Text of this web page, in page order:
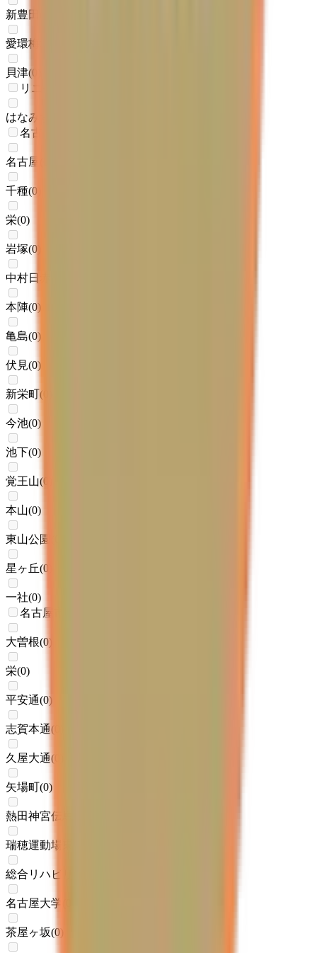
新豊田
愛環梅坪
貝津(0
リニモ
はなみずき通
名古屋市営地下鉄東山線
名古屋
千種(0
栄(0)
岩塚(0
中村日赤
本陣(0)
亀島(0)
伏見(0)
新栄町(
今池(0)
池下(0)
覚王山(0
本山(0)
東山公園
星ヶ丘(0
一社(0)
名古屋市営地下鉄名城線
大曽根(0)
栄(0)
平安通(0)
志賀本通(
久屋大通(
矢場町(0)
熱田神宮伝馬町
瑞穂運動場東
総合リハビリセンター
名古屋大学
茶屋ヶ坂(0